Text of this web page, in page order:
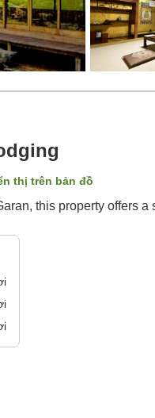
thị trên bản đồ
this property offers